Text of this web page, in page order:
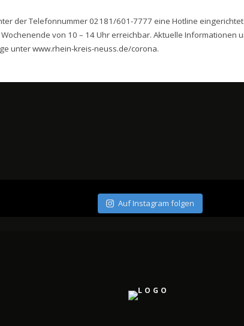
der Telefonnummer 02181/601-7777 eine Hotline eingerichtet.
von 10 – 14 Uhr erreichbar. Aktuelle Informationen
unterwww.rhein-kreis-neuss.de/corona.
Auf Instagram folgen